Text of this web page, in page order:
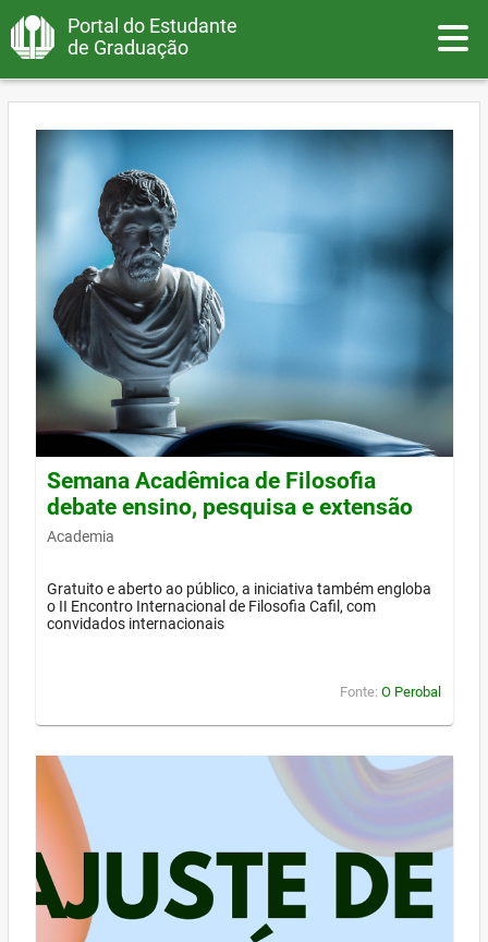
Portal do Estudante
de Graduação
Semana Acadêmica de Filosofia
debate ensino, pesquisa e extensão
Academia
Gratuito e aberto ao público, a iniciativa também engloba
o II Encontro Internacional de Filosofia Cafil, com
convidados internacionais
Fonte: O Perobal